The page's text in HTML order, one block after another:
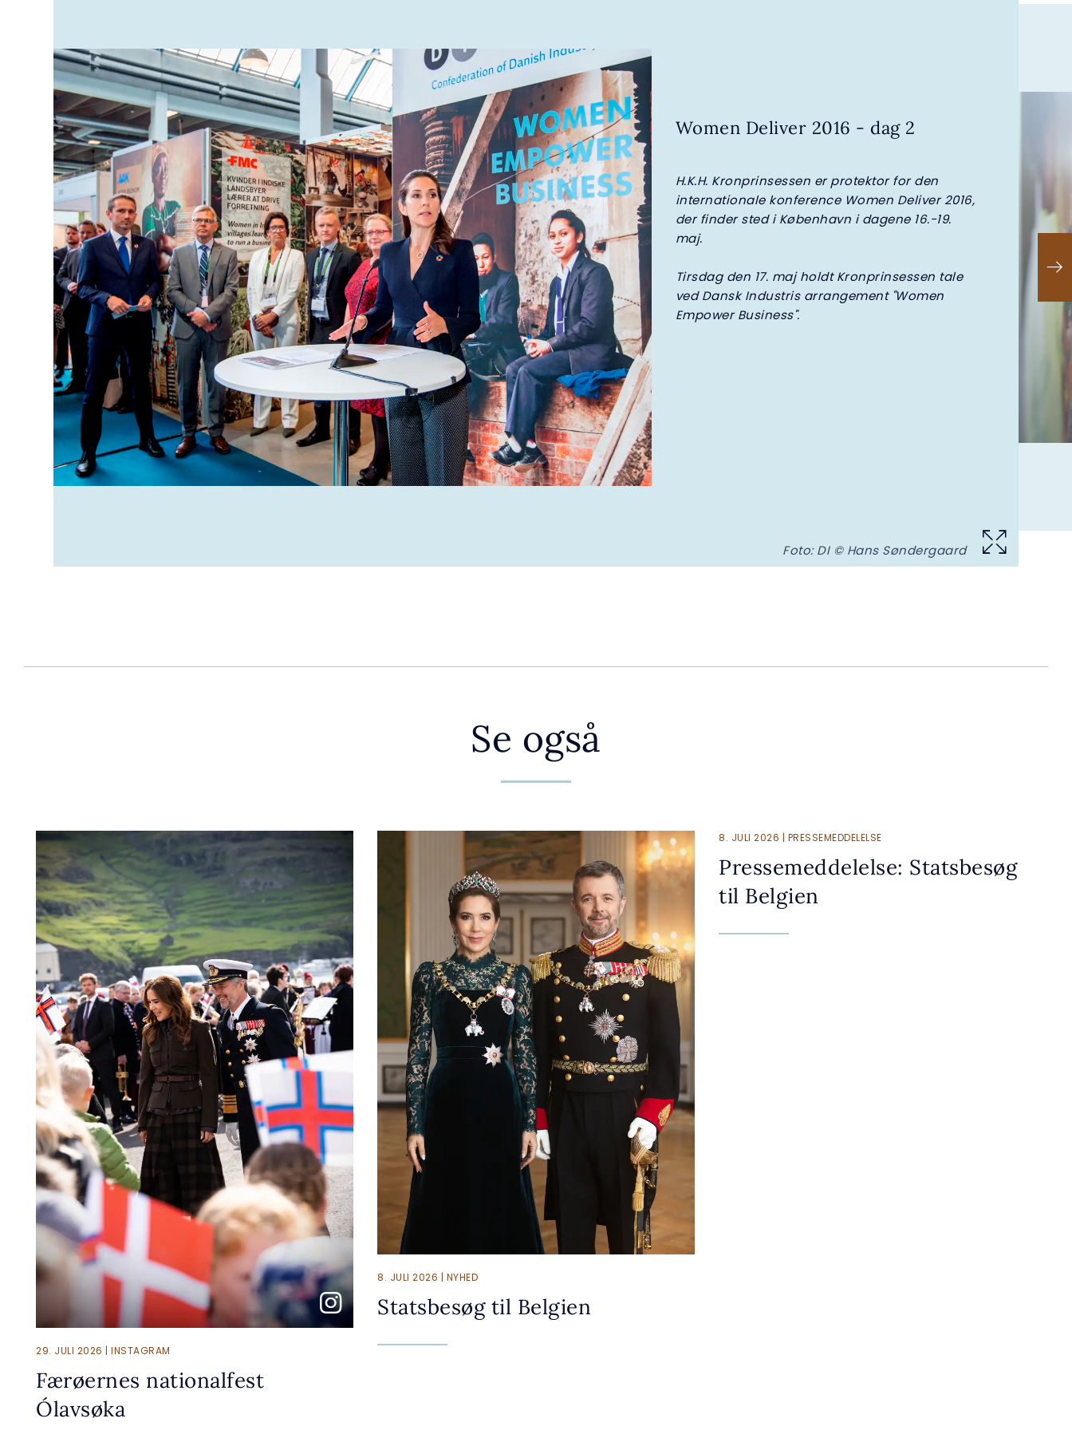
Women Deliver 2016 - dag 2
H.K.H. Kronprinsessen er protektor for den
internationale konference Women Deliver 2016,
der finder sted i København i dagene 16.-19.
maj.
Tirsdag den 17. maj holdt Kronprinsessen tale
ved Dansk Industris arrangement "Women
Empower Business".
Foto: DI © Hans Søndergaard
Se også
29. JULI 2026 | INSTAGRAM
Færøernes nationalfest
Ólavsøka
8. JULI 2026 | NYHED
Statsbesøg til Belgien
8. JULI 2026 | PRESSEMEDDELELSE
Pressemeddelelse: Statsbesøg
til Belgien